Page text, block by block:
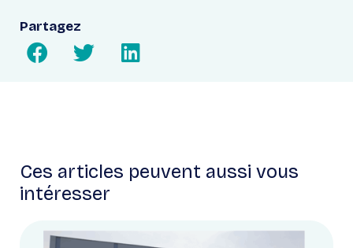
Partagez
Ces articles peuvent aussi vous
intéresser